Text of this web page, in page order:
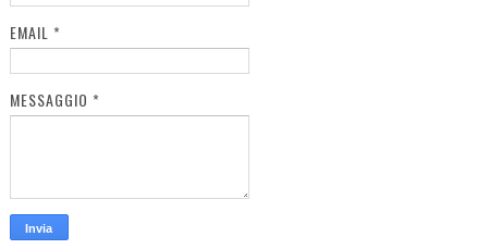
EMAIL *
MESSAGGIO *